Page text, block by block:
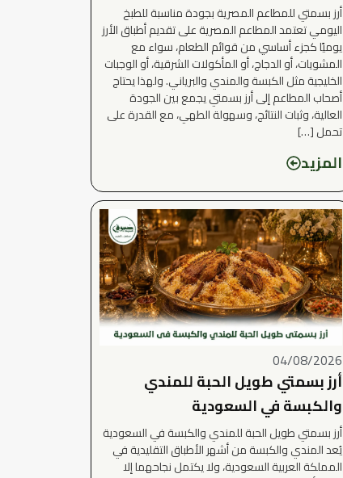
أرز بسمتي للمطاعم المصرية بجودة مناسبة للطبخ
اليومي تعتمد المطاعم المصرية على تقديم أطباق الأرز
يوميًا كجزء أساسي من قوائم الطعام، سواء مع
المشويات، أو الدجاج، أو المأكولات الشرقية، أو الوجبات
الخليجية مثل الكبسة والمندي والبرياني. ولهذا يحتاج
أصحاب المطاعم إلى أرز بسمتي يجمع بين الجودة
العالية، وثبات النتائج، وسهولة الطهي، مع القدرة على
تحمل […]
المزيد
04/08/2026
أرز بسمتي طويل الحبة للمندي
والكبسة في السعودية
أرز بسمتي طويل الحبة للمندي والكبسة في السعودية
يُعد المندي والكبسة من أشهر الأطباق التقليدية في
المملكة العربية السعودية، ولا يكتمل نجاحهما إلا